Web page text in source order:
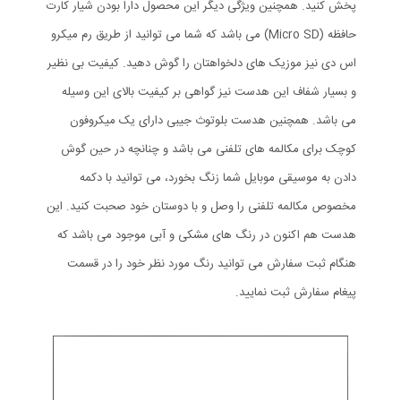
پخش کنید. همچنین ویژگی دیگر این محصول دارا بودن شیار کارت
حافظه (Micro SD) می باشد که شما می توانید از طریق رم میکرو
اس دی نیز موزیک های دلخواهتان را گوش دهید. کیفیت بی نظیر
و بسیار شفاف این هدست نیز گواهی بر کیفیت بالای این وسیله
می باشد. همچنین هدست بلوتوث جیبی دارای یک میکروفون
کوچک برای مکالمه های تلفنی می باشد و چنانچه در حین گوش
دادن به موسیقی موبایل شما زنگ بخورد،‌ می توانید با دکمه
مخصوص مکالمه تلفنی را وصل و با دوستان خود صحبت کنید. این
هدست هم اکنون در رنگ های مشکی و آبی موجود می باشد که
هنگام ثبت سفارش می توانید رنگ مورد نظر خود را در قسمت
پیغام سفارش ثبت نمایید.